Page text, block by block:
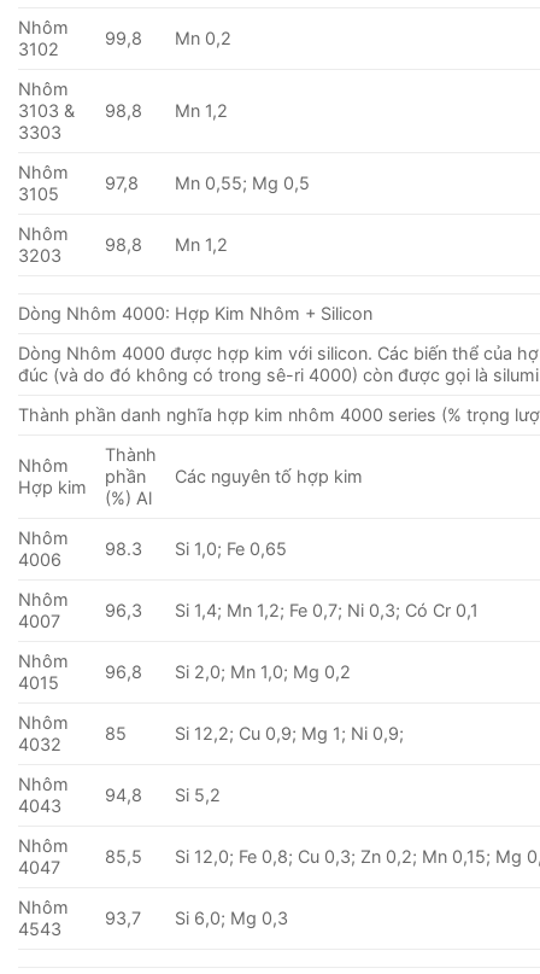
Nhôm
3102
99,8 Mn 0,2
Nhôm
3103 &
3303
98,8 Mn 1,2
Nhôm
3105
97,8 Mn 0,55; Mg 0,5
Nhôm
3203
98,8 Mn 1,2
Dòng Nhôm 4000: Hợp Kim Nhôm + Silicon
Dòng Nhôm 4000 được hợp kim với silicon. Các biến thể của
đúc (và do đó không có trong sê-ri 4000) còn được gọi là
Thành phần danh nghĩa hợp kim nhôm 4000 series (% trọng
Nhôm
Hợp kim
Thành
phần
(%) Al
Các nguyên tố hợp kim
Nhôm
4006
98.3 Si 1,0; Fe 0,65
Nhôm
4007
96,3 Si 1,4; Mn 1,2; Fe 0,7; Ni 0,3; Có Cr 0,1
Nhôm
4015
96,8 Si 2,0; Mn 1,0; Mg 0,2
Nhôm
4032
85 Si 12,2; Cu 0,9; Mg 1; Ni 0,9;
Nhôm
4043
94,8 Si 5,2
Nhôm
4047
85,5 Si 12,0; Fe 0,8; Cu 0,3; Zn 0,2; Mn 0,15; Mg
Nhôm
4543
93,7 Si 6,0; Mg 0,3